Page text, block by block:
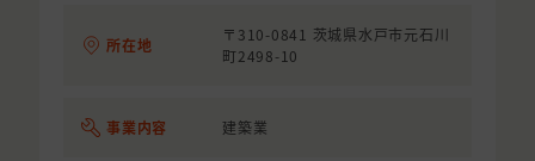
所在地
〒310-0841 茨城県水戸市元石川
町2498-10
事業内容 建築業